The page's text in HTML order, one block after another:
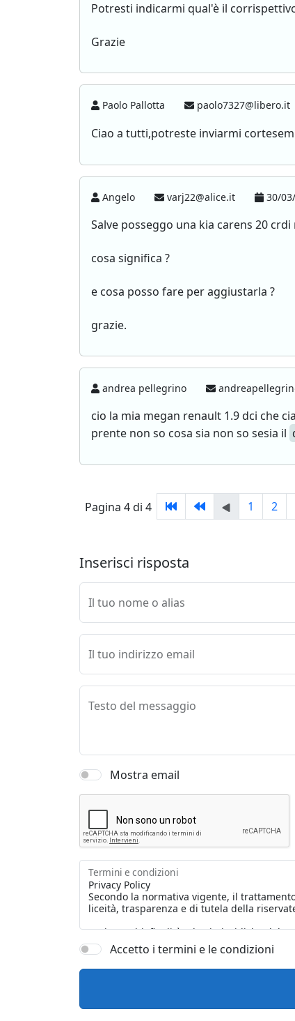
Potresti indicarmi qual'è il
Grazie
Paolo Pallotta paolo7327@libero.it
Ciao a tutti,potreste inviarmi
Angelo varj22@alice.it 30/
Salve posseggo una kia carens 20
cosa significa ?
e cosa posso fare per aggiustarla ?
grazie.
andrea pellegrino
cio la mia megan renault 1.9 dci che
prente non so cosa sia non so sesia il
Pagina 4 di 4 1 2
Inserisci risposta
Il tuo nome o alias
Il tuo indirizzo email
Testo del messaggio
Mostra email
Termini e condizioni
Accetto i termini e le condizioni